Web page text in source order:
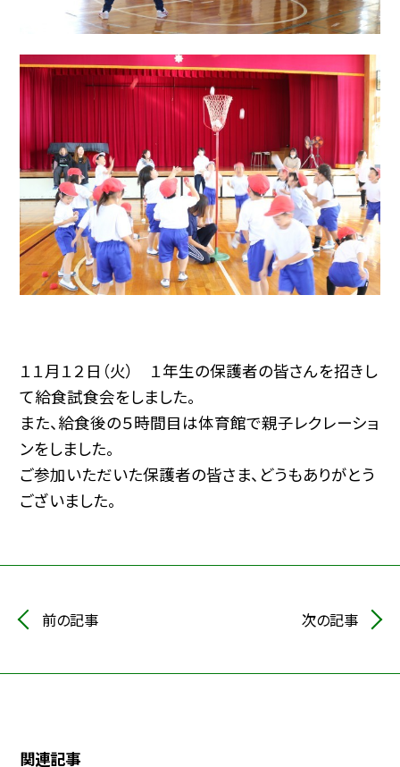
１１月１２日（火） １年生の保護者の皆さんを招きし
て給食試食会をしました。
また、給食後の５時間目は体育館で親子レクレーショ
ンをしました。
ご参加いただいた保護者の皆さま、どうもありがとう
ございました。
前の記事 次の記事
関連記事